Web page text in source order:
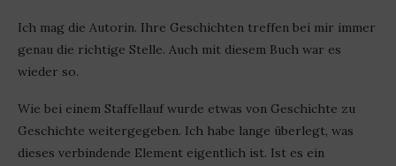
Ich mag die Autorin. Ihre Geschichten treffen bei mir immer
genau die richtige Stelle. Auch mit diesem Buch war es
wieder so.
Wie bei einem Staffellauf wurde etwas von Geschichte zu
Geschichte weitergegeben. Ich habe lange überlegt, was
dieses verbindende Element eigentlich ist. Ist es ein